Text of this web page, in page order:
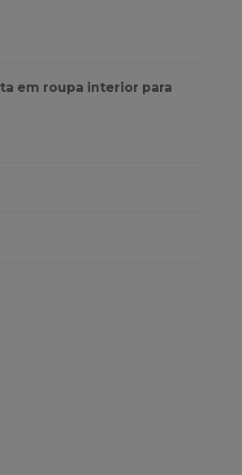
em roupa interior para